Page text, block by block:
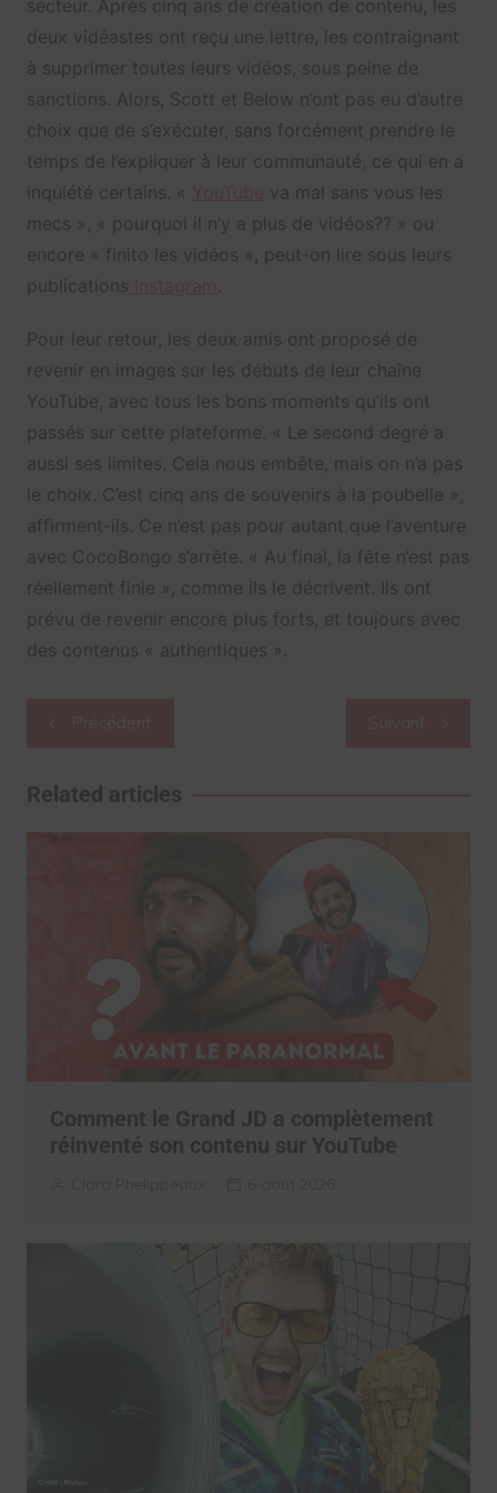
secteur. Après cinq ans de création de contenu, les
deux vidéastes ont reçu une lettre, les contraignant
à supprimer toutes leurs vidéos, sous peine de
sanctions. Alors, Scott et Below n’ont pas eu d’autre
choix que de s’exécuter, sans forcément prendre le
temps de l’expliquer à leur communauté, ce qui en a
inquiété certains. «
va mal sans vous les
mecs », « pourquoi il n’y a plus de vidéos?? » ou
encore « finito les vidéos », peut-on lire sous leurs
publications
Pour leur retour, les deux amis ont proposé de
revenir en images sur les débuts de leur chaîne
YouTube, avec tous les bons moments qu’ils ont
passés sur cette plateforme. « Le second degré a
aussi ses limites. Cela nous embête, mais on n’a pas
le choix. C’est cinq ans de souvenirs à la poubelle »,
affirment-ils. Ce n’est pas pour autant que l’aventure
avec CocoBongo s’arrête. « Au final, la fête n’est pas
réellement finie », comme ils le décrivent. Ils ont
prévu de revenir encore plus forts, et toujours avec
des contenus « authentiques ».
l’article
Related articles
Comment le Grand JD a complètement
réinventé son contenu sur YouTube